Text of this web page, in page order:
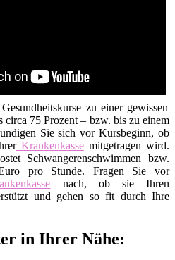
Gesundheitskurse zu einer gewissen
circa 75 Prozent – bzw. bis zu einem
Sie sich vor Kursbeginn, ob
Krankenkassemitgetragen wird.
Schwangerenschwimmen bzw.
pro Stunde. Fragen Sie vor
nach, ob sie Ihren
und gehen so fit durch Ihre
in Ihrer Nähe: